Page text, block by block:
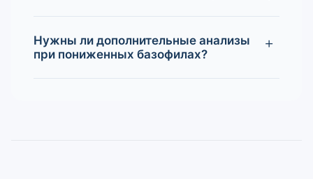
Нужны ли дополнительные анализы
при пониженных базофилах?